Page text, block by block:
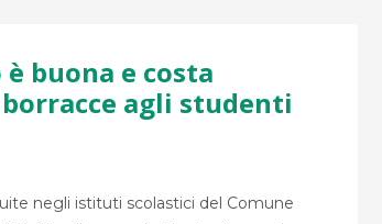
è buona e costa
agli studenti
negli istituti scolastici del Comune